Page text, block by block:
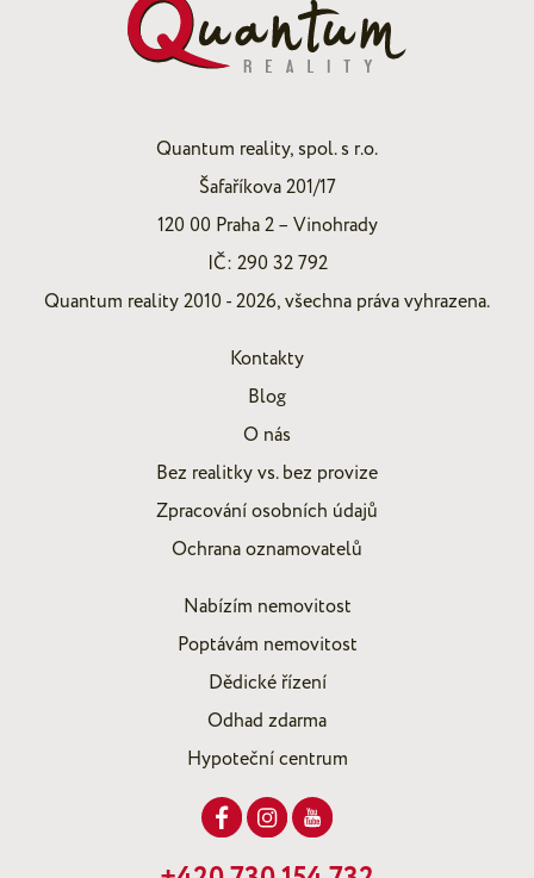
Quantum reality, spol. s r.o.
Šafaříkova 201/17
120 00 Praha 2 – Vinohrady
IČ: 290 32 792
Quantum reality 2010 - 2026, všechna práva vyhrazena.
Kontakty
Blog
O nás
Bez realitky vs. bez provize
Zpracování osobních údajů
Ochrana oznamovatelů
Nabízím nemovitost
Poptávám nemovitost
Dědické řízení
Odhad zdarma
Hypoteční centrum